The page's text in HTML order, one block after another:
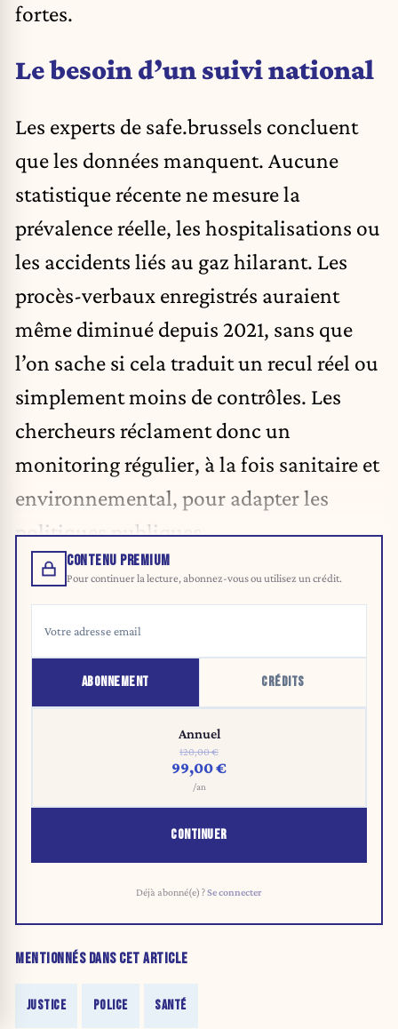
fortes.
Le besoin d’un suivi national
Les experts de safe.brussels concluent
que les données manquent. Aucune
statistique récente ne mesure la
prévalence réelle, les hospitalisations ou
les accidents liés au gaz hilarant. Les
procès-verbaux enregistrés auraient
même diminué depuis 2021, sans que
l’on sache si cela traduit un recul réel ou
simplement moins de contrôles. Les
chercheurs réclament donc un
monitoring régulier, à la fois sanitaire et
environnemental, pour adapter les
politiques publiques.
CONTENU PREMIUM
Pour continuer la lecture, abonnez-vous ou utilisez un crédit.
ABONNEMENT CRÉDITS
Annuel
120,00 €
99,00 €
/an
CONTINUER
Déjà abonné(e) ?Se connecter
MENTIONNÉS DANS CET ARTICLE
JUSTICE POLICE SANTÉ